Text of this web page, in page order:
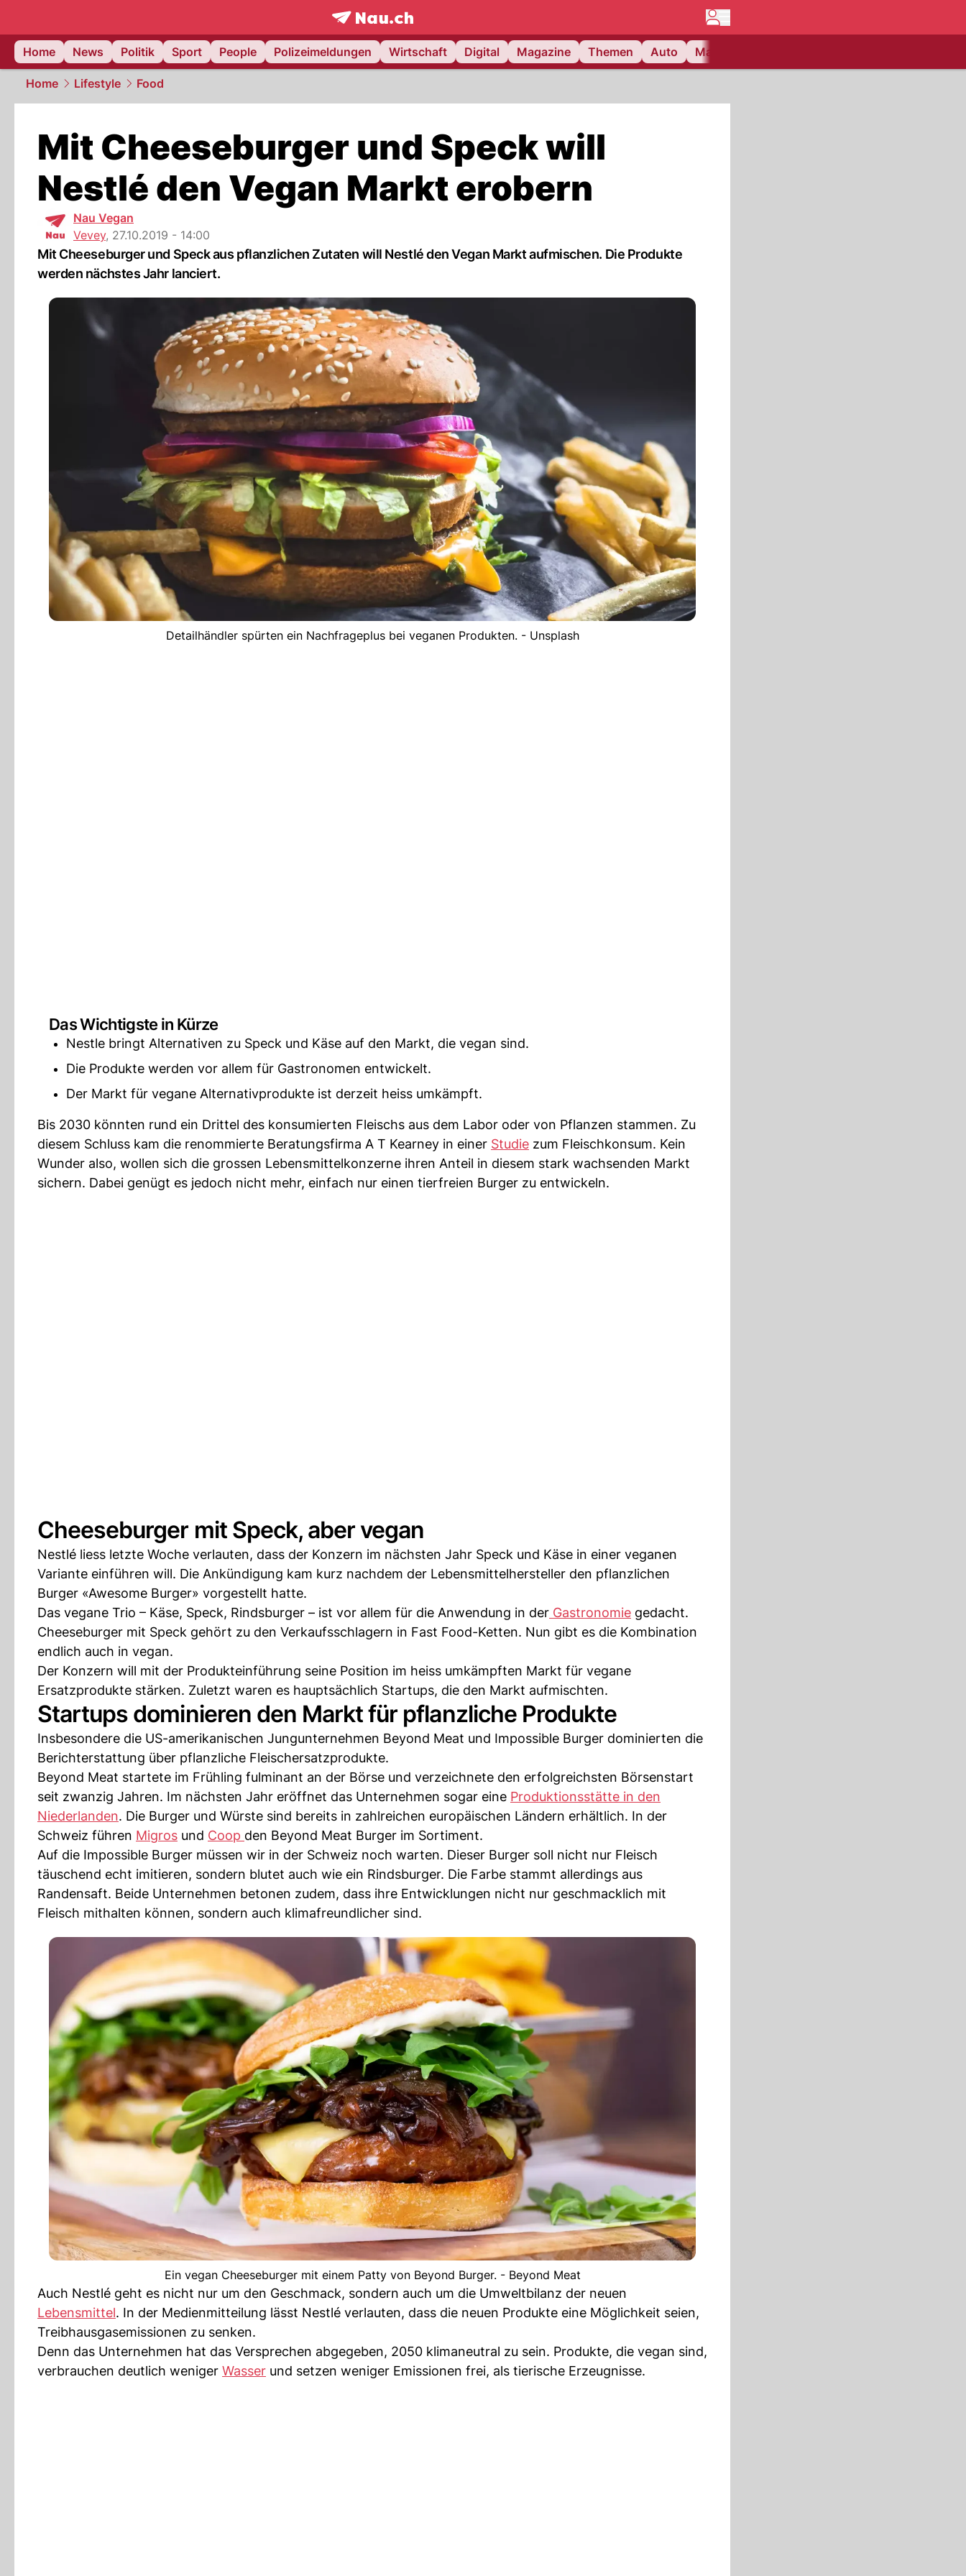
frontpage.NAU.ch
Home
News Politik Sport People Polizeimeldungen Wirtschaft Digital Magazine Themen Auto Matchcenter
Home Lifestyle Food
Mit Cheeseburger und Speck will
Nestlé den Vegan Markt erobern
Nau Vegan
Vevey, 27.10.2019 - 14:00
Mit Cheeseburger und Speck aus pflanzlichen Zutaten will Nestlé den Vegan Markt aufmischen. Die Produkte
werden nächstes Jahr lanciert.
Detailhändler spürten ein Nachfrageplus bei veganen Produkten. - Unsplash
Das Wichtigste in Kürze
Nestle bringt Alternativen zu Speck und Käse auf den Markt, die vegan sind.
Die Produkte werden vor allem für Gastronomen entwickelt.
Der Markt für vegane Alternativprodukte ist derzeit heiss umkämpft.
Bis 2030 könnten rund ein Drittel des konsumierten Fleischs aus dem Labor oder von Pflanzen stammen. Zu
diesem Schluss kam die renommierte Beratungsfirma A T Kearney in einer Studie zum Fleischkonsum. Kein
Wunder also, wollen sich die grossen Lebensmittelkonzerne ihren Anteil in diesem stark wachsenden Markt
sichern. Dabei genügt es jedoch nicht mehr, einfach nur einen tierfreien Burger zu entwickeln.
Cheeseburger mit Speck, aber vegan
Nestlé liess letzte Woche verlauten, dass der Konzern im nächsten Jahr Speck und Käse in einer veganen
Variante einführen will. Die Ankündigung kam kurz nachdem der Lebensmittelhersteller den pflanzlichen
Burger «Awesome Burger» vorgestellt hatte.
Das vegane Trio – Käse, Speck, Rindsburger – ist vor allem für die Anwendung in der Gastronomie gedacht.
Cheeseburger mit Speck gehört zu den Verkaufsschlagern in Fast Food-Ketten. Nun gibt es die Kombination
endlich auch in vegan.
Der Konzern will mit der Produkteinführung seine Position im heiss umkämpften Markt für vegane
Ersatzprodukte stärken. Zuletzt waren es hauptsächlich Startups, die den Markt aufmischten.
Startups dominieren den Markt für pflanzliche Produkte
Insbesondere die US-amerikanischen Jungunternehmen Beyond Meat und Impossible Burger dominierten die
Berichterstattung über pflanzliche Fleischersatzprodukte.
Beyond Meat startete im Frühling fulminant an der Börse und verzeichnete den erfolgreichsten Börsenstart
seit zwanzig Jahren. Im nächsten Jahr eröffnet das Unternehmen sogar eine Produktionsstätte in den
Niederlanden. Die Burger und Würste sind bereits in zahlreichen europäischen Ländern erhältlich. In der
Schweiz führen Migros und Coop den Beyond Meat Burger im Sortiment.
Auf die Impossible Burger müssen wir in der Schweiz noch warten. Dieser Burger soll nicht nur Fleisch
täuschend echt imitieren, sondern blutet auch wie ein Rindsburger. Die Farbe stammt allerdings aus
Randensaft. Beide Unternehmen betonen zudem, dass ihre Entwicklungen nicht nur geschmacklich mit
Fleisch mithalten können, sondern auch klimafreundlicher sind.
Ein vegan Cheeseburger mit einem Patty von Beyond Burger. - Beyond Meat
Auch Nestlé geht es nicht nur um den Geschmack, sondern auch um die Umweltbilanz der neuen
Lebensmittel. In der Medienmitteilung lässt Nestlé verlauten, dass die neuen Produkte eine Möglichkeit seien,
Treibhausgasemissionen zu senken.
Denn das Unternehmen hat das Versprechen abgegeben, 2050 klimaneutral zu sein. Produkte, die vegan sind,
verbrauchen deutlich weniger Wasser und setzen weniger Emissionen frei, als tierische Erzeugnisse.